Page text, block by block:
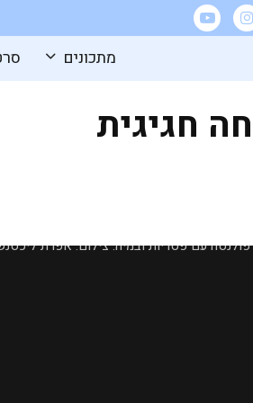
מתכונים
חגיגית